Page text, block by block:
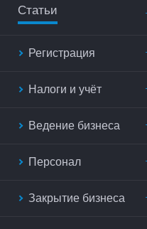
Статьи
Регистрация
Налоги и учёт
Ведение бизнеса
Персонал
Закрытие бизнеса